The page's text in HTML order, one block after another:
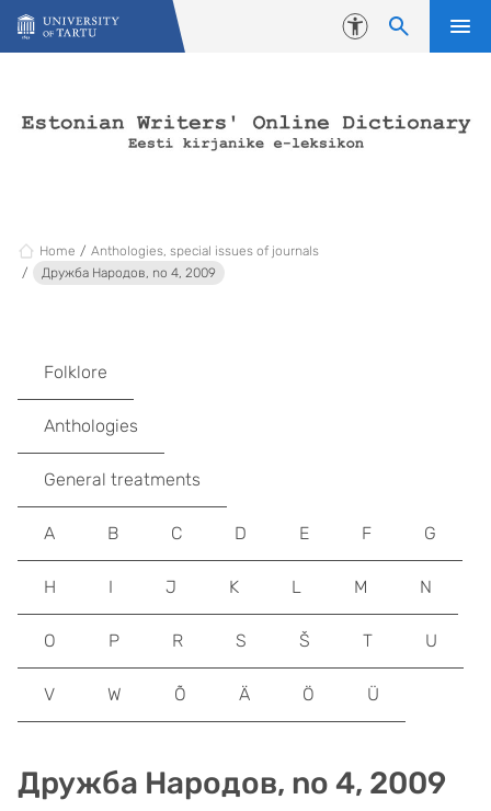
Skip to content
Accessibility
Home
Anthologies, special issues of journals
Дружба Народов, no 4, 2009
Дружба Народов, no 4, 2009
Folklore
Anthologies
General treatments
A B C D E F G
H I J K L M N
O P R S Š T U
V W Õ Ä Ö Ü